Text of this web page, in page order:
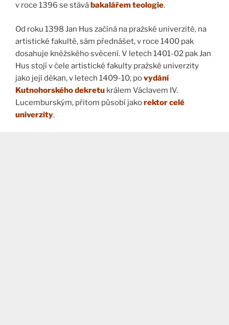
v roce 1396 se stávábakalářem teologie.
Od roku 1398 Jan Hus začíná na pražské univerzitě, na
artistické fakultě, sám přednášet, v roce 1400 pak
dosahuje kněžského svěcení. V letech 1401-02 pak Jan
Hus stojí v čele artistické fakulty pražské univerzity
jako její děkan, v letech 1409-10, povydání
Kutnohorského dekretu králem Václavem IV.
Lucemburským, přitom působí jakorektor celé
univerzity.